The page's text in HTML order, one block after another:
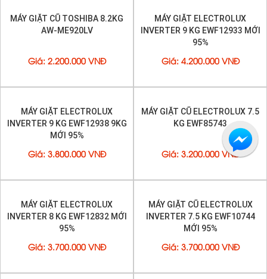
Công nghệ Inverter tiên tiến được tích hợp
trong máy giặt Samsung AddWash WW80K5410WW/SV
cho phép tiết kiệm đáng kể điện năng tiêu thụ trong
mỗi lần giặt, bạn sẽ không phải lo lắng chi phí sinh hoạt
và hóa đơn tiền điện hàng tháng. Ngoài ra, công nghệ
gây ra tiếng ồn khó chịu, bảo vệ quần áo và tăng độ
MÁY GIẶT CŨ TOSHIBA 8.2KG
AW-ME920LV
Giá: 2.200.000 VNĐ
MÁY GIẶT ELECTROLUX
INVERTER 9 KG EWF12933 MỚI
Giá: 4.200.000 VNĐ